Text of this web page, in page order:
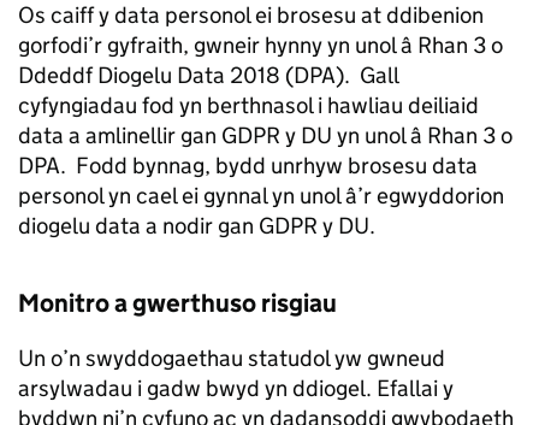
Os caiff y data personol ei brosesu at ddibenion
gorfodi’r gyfraith, gwneir hynny yn unol â Rhan 3 o
Ddeddf Diogelu Data 2018 (DPA). Gall
cyfyngiadau fod yn berthnasol i hawliau deiliaid
data a amlinellir gan GDPR y DU yn unol â Rhan 3 o
DPA. Fodd bynnag, bydd unrhyw brosesu data
personol yn cael ei gynnal yn unol â’r egwyddorion
diogelu data a nodir gan GDPR y DU.
Monitro a gwerthuso risgiau
Un o’n swyddogaethau statudol yw gwneud
arsylwadau i gadw bwyd yn ddiogel. Efallai y
byddwn ni’n cyfuno ac yn dadansoddi gwybodaeth